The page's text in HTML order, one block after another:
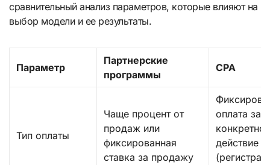
сравнительный анализ параметров, которые влияют на
выбор модели и ее результаты.
Параметр
Партнерские
программы
CPA
Тип оплаты
Чаще процент от
продаж или
фиксированная
ставка за продажу
оплата за
действие